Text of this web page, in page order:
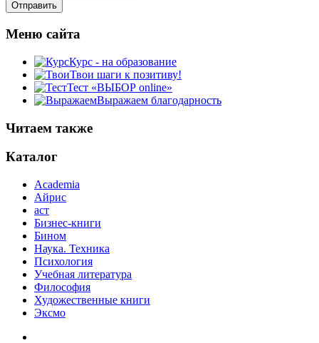
Меню сайта
Курс - на образование
Твои шаги к позитиву!
Тест «ВЫБОР online»
Выражаем благодарность
Читаем также
Каталог
Academia
Айрис
аст
Бизнес-книги
Бином
Наука. Техника
Психология
Учебная литература
Философия
Художественные книги
Эксмо